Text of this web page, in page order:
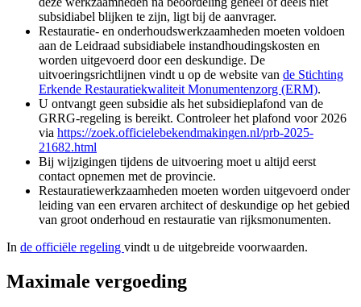
subsidiabel blijken te zijn, ligt bij de aanvrager.
Restauratie- en onderhoudswerkzaamheden moeten voldoen
aan de Leidraad subsidiabele instandhoudingskosten en
worden uitgevoerd door een deskundige. De
uitvoeringsrichtlijnen vindt u op de website van de Stichting
Erkende Restauratiekwaliteit Monumentenzorg (ERM).
U ontvangt geen subsidie als het subsidieplafond van de
GRRG-regeling is bereikt. Controleer het plafond voor 2026
via https://zoek.officielebekendmakingen.nl/prb-2025-
21682.html
Bij wijzigingen tijdens de uitvoering moet u altijd eerst
contact opnemen met de provincie.
Restauratiewerkzaamheden moeten worden uitgevoerd onder
leiding van een ervaren architect of deskundige op het gebied
van groot onderhoud en restauratie van rijksmonumenten.
In de officiële regeling vindt u de uitgebreide voorwaarden.
Maximale vergoeding